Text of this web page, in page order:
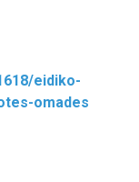
eidiko-
omades